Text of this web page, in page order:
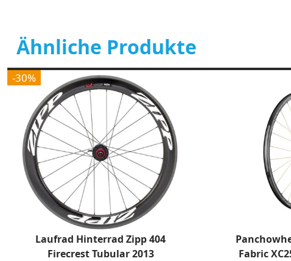
Ähnliche Produkte
-30%
Laufrad Hinterrad Zipp 404
Firecrest Tubular 2013
Fabric